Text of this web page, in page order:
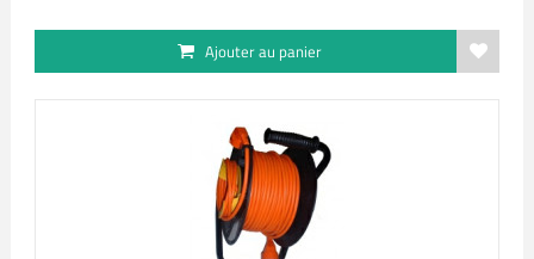
Ajouter au panier